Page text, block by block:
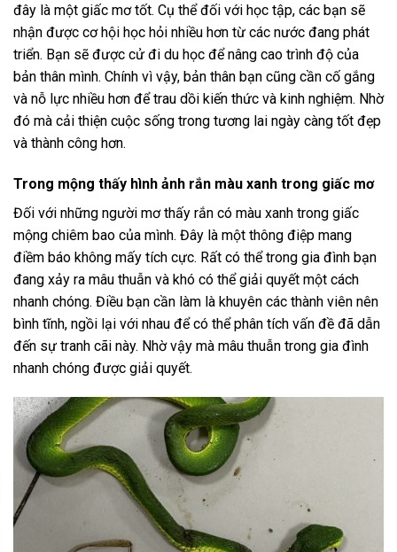
đây là một giấc mơ tốt. Cụ thể đối với học tập, các bạn sẽ
nhận được cơ hội học hỏi nhiều hơn từ các nước đang phát
triển. Bạn sẽ được cử đi du học để nâng cao trình độ của
bản thân mình. Chính vì vậy, bản thân bạn cũng cần cố gắng
và nỗ lực nhiều hơn để trau dồi kiến thức và kinh nghiệm. Nhờ
đó mà cải thiện cuộc sống trong tương lai ngày càng tốt đẹp
và thành công hơn.
Trong mộng thấy hình ảnh rắn màu xanh trong giấc mơ
Đối với những người mơ thấy rắn có màu xanh trong giấc
mộng chiêm bao của mình. Đây là một thông điệp mang
điềm báo không mấy tích cực. Rất có thể trong gia đình bạn
đang xảy ra mâu thuẫn và khó có thể giải quyết một cách
nhanh chóng. Điều bạn cần làm là khuyên các thành viên nên
bình tĩnh, ngồi lại với nhau để có thể phân tích vấn đề đã dẫn
đến sự tranh cãi này. Nhờ vậy mà mâu thuẫn trong gia đình
nhanh chóng được giải quyết.